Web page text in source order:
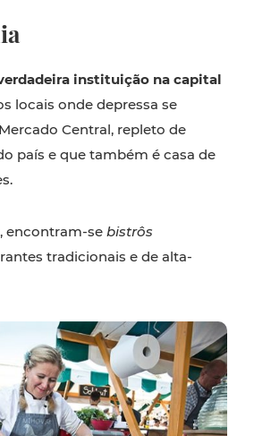
instituição na capital
locais onde depressa se
Central, repleto de
país e que também é casa de
encontram-se bistrôs
tradicionais e de alta-